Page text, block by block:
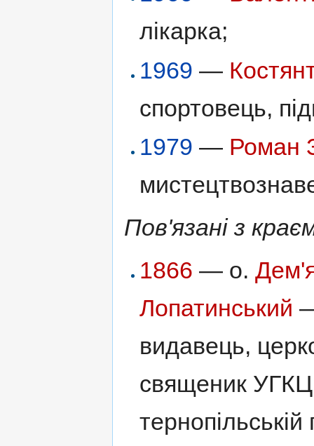
лікарка;
1969 —
спортовець,
1979 — Роман
Пов'язані з
1866 — о.
Лопатинський
видавець,
священик
тернопільській